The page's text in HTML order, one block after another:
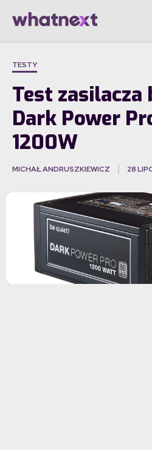
TESTY
Test zasilacza
Dark Power
1200W
MICHAŁ ANDRUSZKIEWICZ 28